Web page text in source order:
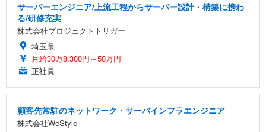
サーバーエンジニア/上流工程からサーバー設計・構築に携わ
る/研修充実
株式会社プロジェクトトリガー
埼玉県
月給30万8,300円～50万円
正社員
顧客先常駐のネットワーク・サーバインフラエンジニア
株式会社WeStyle